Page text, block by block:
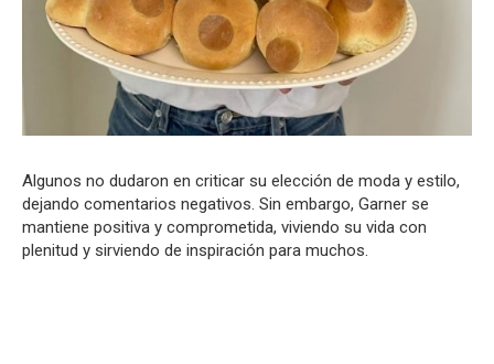
Algunos no dudaron en criticar su elección de moda y estilo,
dejando comentarios negativos. Sin embargo, Garner se
mantiene positiva y comprometida, viviendo su vida con
plenitud y sirviendo de inspiración para muchos.